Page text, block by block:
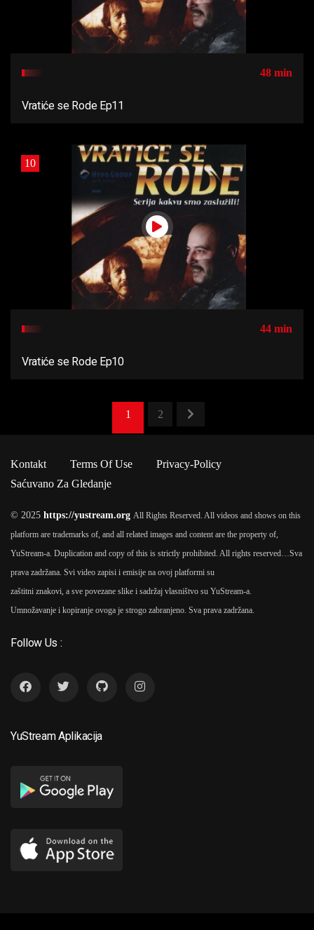
48 min
Vratiće se Rode Ep11
10
44 min
Vratiće se Rode Ep10
1 2
Kontakt Terms Of Use
Privacy-Policy
Saćuvano Za Gledanje
© 2025 https://yustream.org All Rights Reserved. All videos and shows on this
platform are trademarks of, and all related images and content are the property of,
YuStream-a. Duplication and copy of this is strictly prohibited. All rights reserved… Sva
prava zadržana. Svi video zapisi i emisije na ovoj platformi su
zaštitni znakovi, a sve povezane slike i sadržaj vlasništvo su YuStream-a.
Umnožavanje i kopiranje ovoga je strogo zabranjeno. Sva prava zadržana.
Follow Us :
YuStream Aplikacija